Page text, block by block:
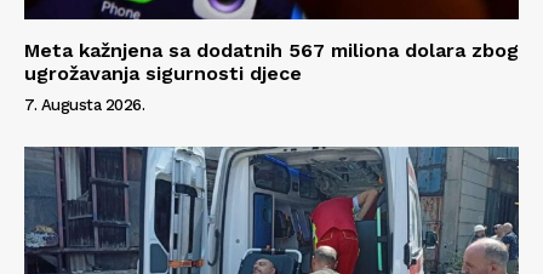
Meta kažnjena sa dodatnih 567 miliona dolara zbog
ugrožavanja sigurnosti djece
7. Augusta 2026.